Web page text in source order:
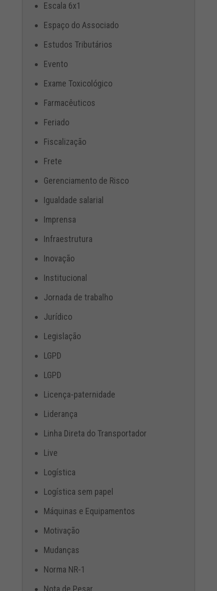
Escala 6x1
Espaço do Associado
Estudos Tributários
Evento
Exame Toxicológico
Farmacêuticos
Feriado
Fiscalização
Frete
Gerenciamento de Risco
Igualdade salarial
Imprensa
Infraestrutura
Inovação
Institucional
Jornada de trabalho
Jurídico
Legislação
LGPD
LGPD
Licença-paternidade
Liderança
Linha Direta do Transportador
Live
Logística
Logística sem papel
Máquinas e Equipamentos
Motivação
Mudanças
Norma NR-1
Nota de Pesar